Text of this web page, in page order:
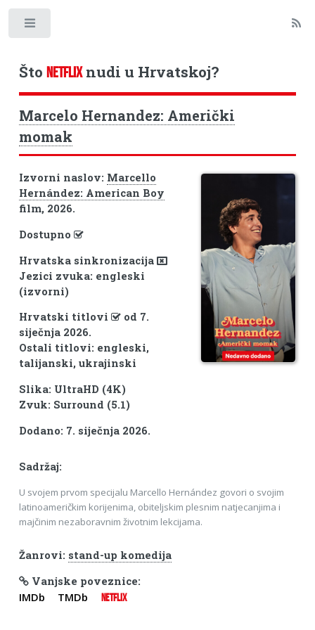
Što NETFLIXnudi u Hrvatskoj?
Marcelo Hernandez: Američki
momak
Izvorni naslov: Marcello
Hernández: American Boy
film, 2026.
Dostupno
Hrvatska sinkronizacija
Jezici zvuka: engleski
(izvorni)
Hrvatski titlovi
od 7.
siječnja 2026.
Ostali titlovi: engleski,
talijanski, ukrajinski
Slika: UltraHD (4K)
Zvuk: Surround (5.1)
Dodano: 7. siječnja 2026.
Sadržaj:
U svojem prvom specijalu Marcello Hernández govori o svojim
latinoameričkim korijenima, obiteljskim plesnim natjecanjima i
majčinim nezaboravnim životnim lekcijama.
Žanrovi: stand-up komedija
Vanjske poveznice:
IMDb TMDb NETFLIX